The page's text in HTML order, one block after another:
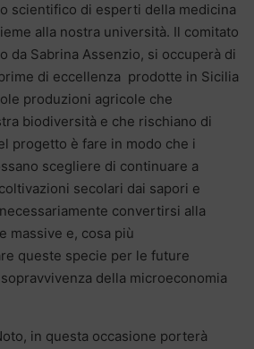
scientifico di esperti della medicina
alla nostra università. Il comitato
da Sabrina Assenzio, si occuperà di
di eccellenza prodotte in Sicilia
produzioni agricole che
biodiversità e che rischiano di
progetto è fare in modo che i
scegliere di continuare a
secolari dai sapori e
convertirsi alla
massive e, cosa più
queste specie per le future
della microeconomia
in questa occasione porterà